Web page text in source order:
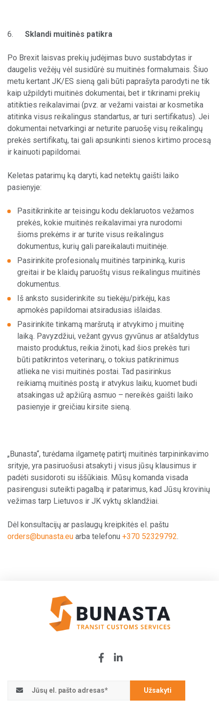
6. Sklandi muitinės patikra
Po Brexit laisvas prekių judėjimas buvo sustabdytas ir
daugelis vežėjų vėl susidūrė su muitinės formalumais. Šiuo
metu kertant JK/ES sieną gali būti paprašyta parodyti ne tik
kaip užpildyti muitinės dokumentai, bet ir tikrinami prekių
atitikties reikalavimai (pvz. ar vežami vaistai ar kosmetika
atitinka visus reikalingus standartus, ar turi sertifikatus). Jei
dokumentai netvarkingi ar neturite paruošę visų reikalingų
prekės sertifikatų, tai gali apsunkinti sienos kirtimo procesą
ir kainuoti papildomai.
Keletas patarimų ką daryti, kad netektų gaišti laiko
pasienyje:
Pasitikrinkite ar teisingu kodu deklaruotos vežamos
prekės, kokie muitinės reikalavimai yra nurodomi
šioms prekėms ir ar turite visus reikalingus
dokumentus, kurių gali pareikalauti muitinėje.
Pasirinkite profesionalų muitinės tarpininką, kuris
greitai ir be klaidų paruoštų visus reikalingus muitinės
dokumentus.
Iš anksto susiderinkite su tiekėju/pirkėju, kas
apmokės papildomai atsiradusias išlaidas.
Pasirinkite tinkamą maršrutą ir atvykimo į muitinę
laiką. Pavyzdžiui, vežant gyvus gyvūnus ar atšaldytus
maisto produktus, reikia žinoti, kad šios prekės turi
būti patikrintos veterinarų, o tokius patikrinimus
atlieka ne visi muitinės postai. Tad pasirinkus
reikiamą muitinės postą ir atvykus laiku, kuomet budi
atsakingas už apžiūrą asmuo – nereikės gaišti laiko
pasienyje ir greičiau kirsite sieną.
„Bunasta“, turėdama ilgametę patirtį muitinės tarpininkavimo
srityje, yra pasiruošusi atsakyti į visus jūsų klausimus ir
padėti susidoroti su iššūkiais. Mūsų komanda visada
pasirengusi suteikti pagalbą ir patarimus, kad Jūsų krovinių
vežimas tarp Lietuvos ir JK vyktų sklandžiai.
Dėl konsultacijų ar paslaugų kreipkitės el. paštu
orders@bunasta.eu arba telefonu +370 52329792.
Užsakyti